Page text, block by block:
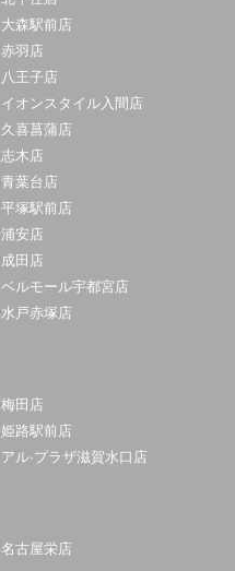
大森駅前店
赤羽店
八王子店
イオンスタイル入間店
久喜菖蒲店
志木店
青葉台店
平塚駅前店
浦安店
成田店
ベルモール宇都宮店
水戸赤塚店
梅田店
姫路駅前店
アル·プラザ滋賀水口店
名古屋栄店